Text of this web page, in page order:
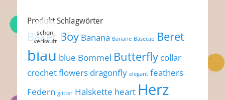
Produkt Schlagwörter
Baker Boy Banana Banane Basecap Beret
blau blue Bommel Butterfly collar
crochet flowers dragonfly elegant feathers
Federn glitter Halskette heart Herz